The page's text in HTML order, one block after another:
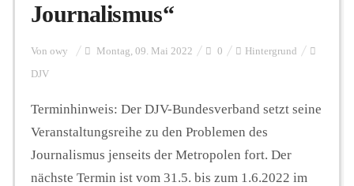
Personalien
FUNKTURM-Beiträge
Journalismus“
Von owy Montag, 09. Mai 2022 0 Hintergrund
DJV
Terminhinweis: Der DJV-Bundesverband setzt seine
Veranstaltungsreihe zu den Problemen des
Journalismus jenseits der Metropolen fort. Der
nächste Termin ist vom 31.5. bis zum 1.6.2022 im